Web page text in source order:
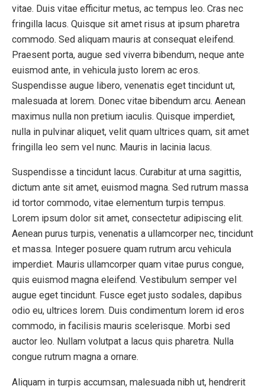
vitae. Duis vitae efficitur metus, ac tempus leo. Cras nec
fringilla lacus. Quisque sit amet risus at ipsum pharetra
commodo. Sed aliquam mauris at consequat eleifend.
Praesent porta, augue sed viverra bibendum, neque ante
euismod ante, in vehicula justo lorem ac eros.
Suspendisse augue libero, venenatis eget tincidunt ut,
malesuada at lorem. Donec vitae bibendum arcu. Aenean
maximus nulla non pretium iaculis. Quisque imperdiet,
nulla in pulvinar aliquet, velit quam ultrices quam, sit amet
fringilla leo sem vel nunc. Mauris in lacinia lacus.
Suspendisse a tincidunt lacus. Curabitur at urna sagittis,
dictum ante sit amet, euismod magna. Sed rutrum massa
id tortor commodo, vitae elementum turpis tempus.
Lorem ipsum dolor sit amet, consectetur adipiscing elit.
Aenean purus turpis, venenatis a ullamcorper nec, tincidunt
et massa. Integer posuere quam rutrum arcu vehicula
imperdiet. Mauris ullamcorper quam vitae purus congue,
quis euismod magna eleifend. Vestibulum semper vel
augue eget tincidunt. Fusce eget justo sodales, dapibus
odio eu, ultrices lorem. Duis condimentum lorem id eros
commodo, in facilisis mauris scelerisque. Morbi sed
auctor leo. Nullam volutpat a lacus quis pharetra. Nulla
congue rutrum magna a ornare.
Aliquam in turpis accumsan, malesuada nibh ut, hendrerit